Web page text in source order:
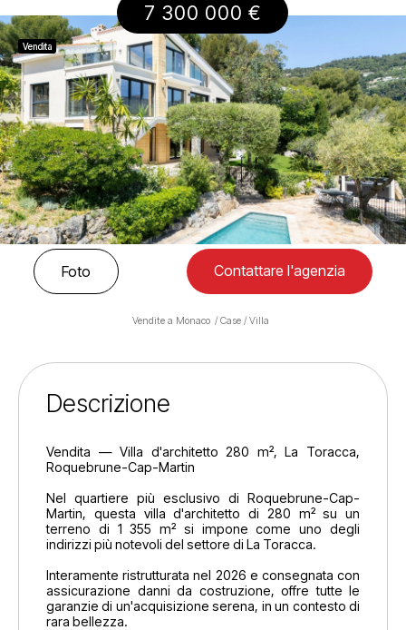
7 300 000 €
Vendita
Foto Contattare l'agenzia
Vendite a Monaco Case / Villa
Descrizione
Vendita — Villa d'architetto 280 m², La Toracca,
Roquebrune-Cap-Martin
Nel quartiere più esclusivo di Roquebrune-Cap-
Martin, questa villa d'architetto di 280 m² su un
terreno di 1 355 m² si impone come uno degli
indirizzi più notevoli del settore di La Toracca.
Interamente ristrutturata nel 2026 e consegnata con
assicurazione danni da costruzione, offre tutte le
garanzie di un'acquisizione serena, in un contesto di
rara bellezza.